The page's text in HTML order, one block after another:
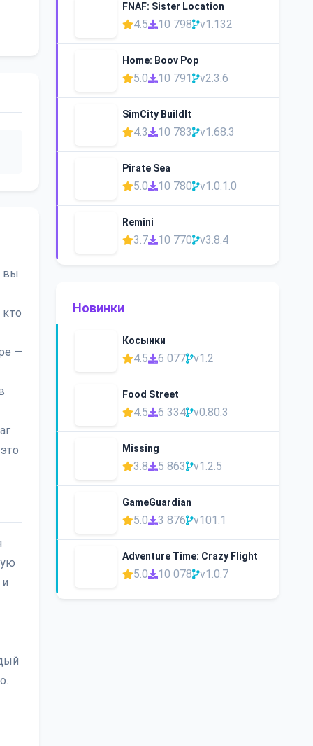
вы
—
FNAF: Sister Location
4.5 10 798 v1.132
Home: Boov Pop
5.0 10 791 v2.3.6
SimCity BuildIt
4.3 10 783 v1.68.3
Pirate Sea
5.0 10 780 v1.0.1.0
Remini
3.7 10 770 v3.8.4
Новинки
Косынки
4.5 6 077 v1.2
Food Street
4.5 6 334 v0.80.3
Missing
3.8 5 863 v1.2.5
GameGuardian
5.0 3 876 v101.1
Adventure Time: Crazy Flight
5.0 10 078 v1.0.7